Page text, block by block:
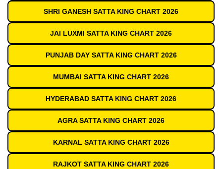
SHRI GANESH SATTA KING CHART 2026
JAI LUXMI SATTA KING CHART 2026
PUNJAB DAY SATTA KING CHART 2026
MUMBAI SATTA KING CHART 2026
HYDERABAD SATTA KING CHART 2026
AGRA SATTA KING CHART 2026
KARNAL SATTA KING CHART 2026
RAJKOT SATTA KING CHART 2026